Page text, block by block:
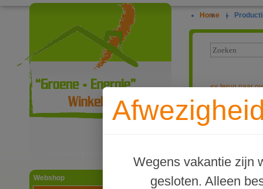
Webshop
Home |
Wegens vakantie zijn
gesloten. Alleen
<<terug naar
PV-systeem